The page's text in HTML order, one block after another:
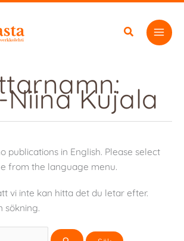
Niina Kujala
publications in English. Please select
from the language menu.
vi inte kan hitta det du letar efter.
sökning.